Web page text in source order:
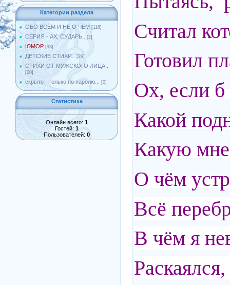
Категории раздела
ОБО ВСЁМ И НЕ О ЧЁМ [116]
СЕРИЯ - АХ, СУДАРЬ.. [2]
ЮМОР [98]
ДЕТСКИЕ СТИХИ.. [29]
СТИХИ ОТ МУЖСКОГО ЛИЦА..
[20]
скрыто - только по паролю... [0]
Статистика
Онлайн всего: 1
Гостей: 1
Пользователей: 0
Считал
Готовил
Ох, если б
Какой
Какую
О чём
Всё
В чём я